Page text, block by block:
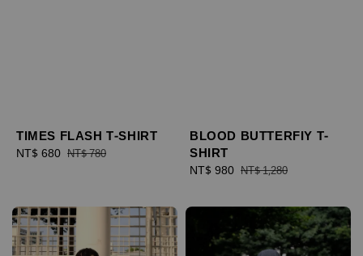
TIMES FLASH T-SHIRT
Sale
NT$ 680 Regular
NT$ 780
BLOOD BUTTERFIY T-
SHIRT
Sale
NT$ 980 Regular
NT$ 1,280